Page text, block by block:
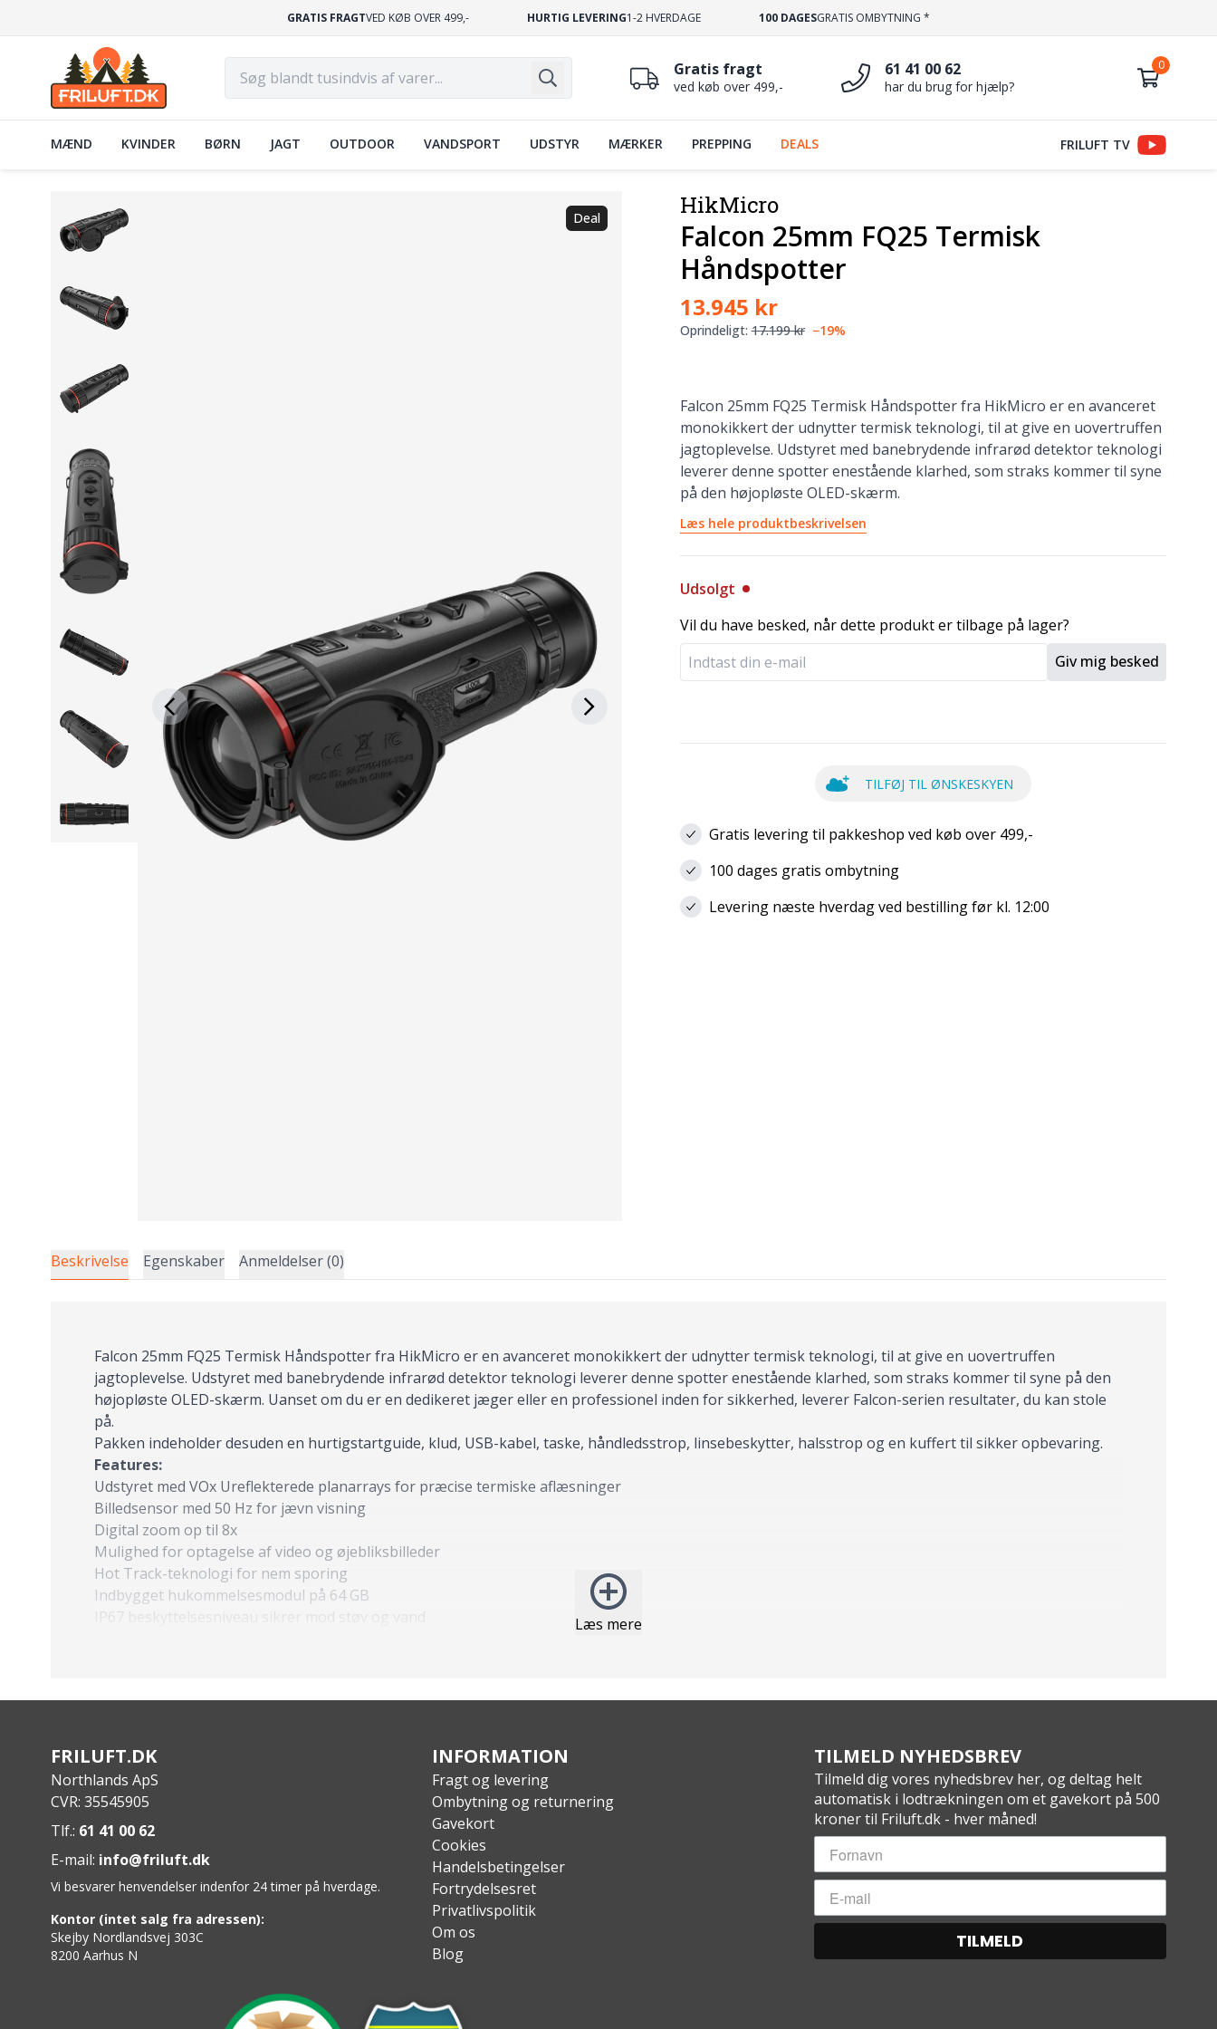
GRATIS FRAGTVED KØB OVER 499,- HURTIG LEVERING1-2 HVERDAGE 100 DAGESGRATIS OMBYTNING *
Gratis fragt
ved køb over 499,-
61 41 00 62
har du brug for hjælp?
MÆND KVINDER BØRN JAGT OUTDOOR VANDSPORT UDSTYR MÆRKER PREPPING DEALS FRILUFT TV
Deal HikMicro
Falcon 25mm FQ25 Termisk
Håndspotter
13.945 kr
Oprindeligt: 17.199 kr −19%
Falcon 25mm FQ25 Termisk Håndspotter fra HikMicro er en avanceret
monokikkert der udnytter termisk teknologi, til at give en uovertruffen
jagtoplevelse. Udstyret med banebrydende infrarød detektor teknologi
leverer denne spotter enestående klarhed, som straks kommer til syne
på den højopløste OLED-skærm.
Læs hele produktbeskrivelsen
Udsolgt
Vil du have besked, når dette produkt er tilbage på lager?
Giv mig besked
TILFØJ TIL ØNSKESKYEN
Gratis levering til pakkeshop ved køb over 499,-
100 dages gratis ombytning
Levering næste hverdag ved bestilling før kl. 12:00
Beskrivelse Egenskaber Anmeldelser (0)
Læs mere
Falcon 25mm FQ25 Termisk Håndspotter fra HikMicro er en avanceret monokikkert der udnytter termisk teknologi, til at give en uovertruffen
jagtoplevelse. Udstyret med banebrydende infrarød detektor teknologi leverer denne spotter enestående klarhed, som straks kommer til syne på den
højopløste OLED-skærm. Uanset om du er en dedikeret jæger eller en professionel inden for sikkerhed, leverer Falcon-serien resultater, du kan stole
på.
Pakken indeholder desuden en hurtigstartguide, klud, USB-kabel, taske, håndledsstrop, linsebeskytter, halsstrop og en kuffert til sikker opbevaring.
Features:
Udstyret med VOx Ureflekterede planarrays for præcise termiske aflæsninger
Billedsensor med 50 Hz for jævn visning
Digital zoom op til 8x
Mulighed for optagelse af video og øjebliksbilleder
Hot Track-teknologi for nem sporing
Indbygget hukommelsesmodul på 64 GB
IP67 beskyttelsesniveau sikrer mod støv og vand
Skærm:1024×768, 0.39 tommer, OLED
Vægt:450g
Dimensioner:
Arbejdstemperatur/humidity:
Fra -30°C til 55°C; Luftfugtighed: 90% eller mindre
Strømforsyning:
Batteritype:
Udskifteligt og genopladeligt Li-ion-batteri
Batteridriftstid:
5 timer (@25°C med CVBS og hotspot-funktion slået fra)
FRILUFT.DK
Northlands ApS
CVR: 35545905
Tlf.: 61 41 00 62
E-mail: info@friluft.dk
Vi besvarer henvendelser indenfor 24 timer på hverdage.
Kontor (intet salg fra adressen):
Skejby Nordlandsvej 303C
8200 Aarhus N
INFORMATION
Fragt og levering
Ombytning og returnering
Gavekort
Cookies
Handelsbetingelser
Fortrydelsesret
Privatlivspolitik
Om os
Blog
TILMELD NYHEDSBREV
Tilmeld dig vores nyhedsbrev her, og deltag helt
automatisk i lodtrækningen om et gavekort på 500
kroner til Friluft.dk - hver måned!
TILMELD